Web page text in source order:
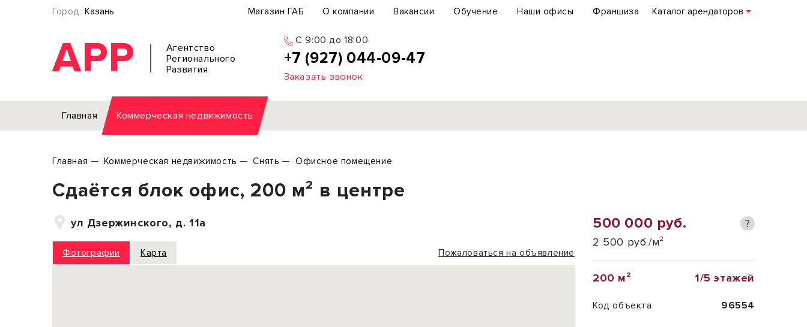
Город: Казань Магазин ГАБ О компании Вакансии Обучение Наши офисы Франшиза Каталог арендаторов
АРР
Агентство
Регионального
Развития
C 9:00 до 18:00.
+7 (927) 044-09-47
Заказать звонок
Главная Коммерческая недвижимость
Торговое помещение
Склад
Производство
Земельный участок
Отдельное здание
Торговое помещение
Подробнее
Главная Коммерческая недвижимость Снять Офисное помещение
Сдаётся блок офис, 200 м² в центре
ул Дзержинского, д. 11а
Фотографии Карта Пожаловаться на объявление
500 000 руб. ?
2 500 руб./м²
200 м² 1/5 этажей
Код объекта 96554